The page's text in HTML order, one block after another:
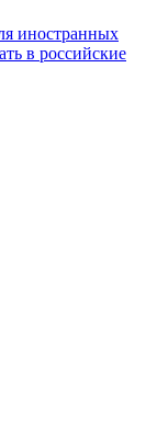
иностранных
в российские